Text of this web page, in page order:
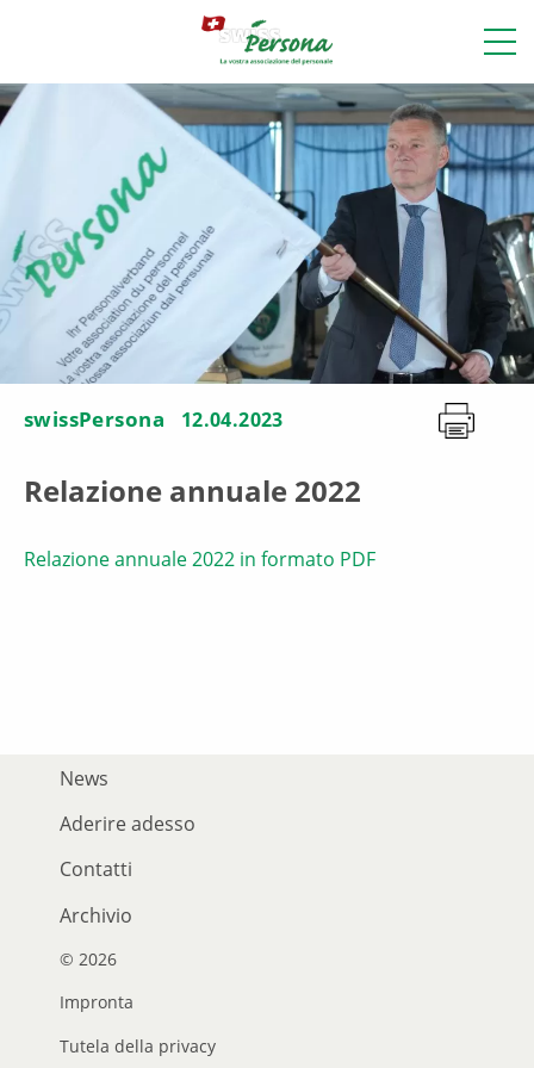
swissPersona 12.04.2023
Relazione annuale 2022
Relazione annuale 2022 in formato PDF
News
Aderire adesso
Contatti
Archivio
© 2026
Impronta
Tutela della privacy